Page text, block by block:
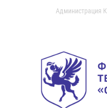
Администрация